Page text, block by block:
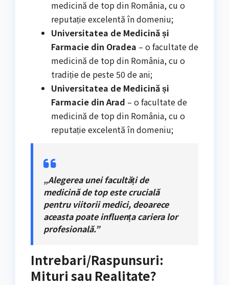
medicină de top din România, cu o
reputație excelentă în domeniu;
Universitatea de Medicină și
Farmacie din Oradea – o facultate de
medicină de top din România, cu o
tradiție de peste 50 de ani;
Universitatea de Medicină și
Farmacie din Arad – o facultate de
medicină de top din România, cu o
reputație excelentă în domeniu;
„Alegerea unei facultăți de
medicină de top este crucială
pentru viitorii medici, deoarece
aceasta poate influența cariera lor
profesională.”
Intrebari/Raspunsuri:
Mituri sau Realitate?